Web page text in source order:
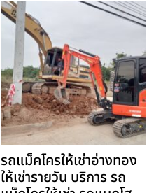
รถแม็คโครให้เช่าอ่างทอง
ให้เช่ารายวัน บริการ รถ